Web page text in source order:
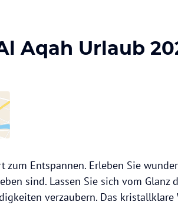
Aqah Urlaub
zum Entspannen. Erleben Sie
sind. Lassen Sie sich vom
verzaubern. Das